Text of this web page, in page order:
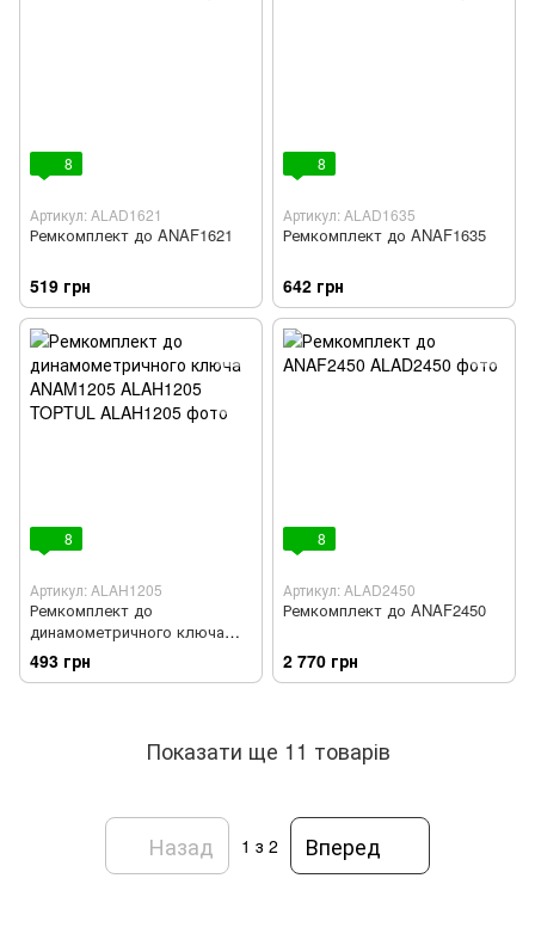
8
Артикул: ALAD1621
Ремкомплект до ANAF1621
519 грн
8
Артикул: ALAD1635
Ремкомплект до ANAF1635
642 грн
8
Артикул: ALAH1205
Ремкомплект до
динамометричного ключа
ANAM1205 ALAH1205 TOPTUL
493 грн
8
Артикул: ALAD2450
Ремкомплект до ANAF2450
2 770 грн
Показати ще 11 товарів
Назад 1 з 2 Вперед